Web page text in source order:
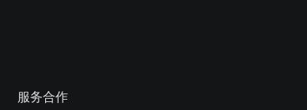
服务合作